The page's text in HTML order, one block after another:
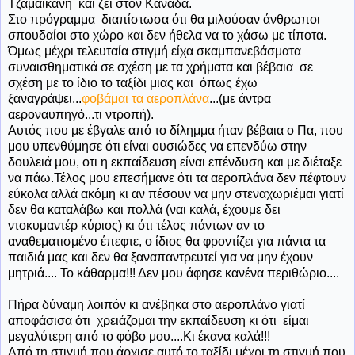
Τζαμαικανή και ζει στον Καναδά.
Στο πρόγραμμα διαπίστωσα ότι θα μιλούσαν άνθρωποι
σπουδαίοι στο χώρο και δεν ήθελα να το χάσω με τίποτα.
Όμως μέχρι τελευταία στιγμή είχα σκαμπανεβάσματα
συναισθηματικά σε σχέση με τα χρήματα και βέβαια σε
σχέση με το ίδιο το ταξίδι μιας και όπως έχω
ξαναγράψει...φοβάμαι τα αεροπλάνα...(με άντρα
αεροναυπηγό...τι ντροπή).
Αυτός που με έβγαλε από το δίλημμα ήταν βέβαια ο Πα, που
μου υπενθύμησε ότι είναι ουσιώδες να επενδύω στην
δουλειά μου, οτι η εκπαίδευση είναι επένδυση και με διέταξε
να πάω.Τέλος μου επεσήμανε ότι τα αεροπλάνα δεν πέφτουν
εύκολα αλλά ακόμη κι αν πέσουν να μην στεναχωριέμαι γιατί
δεν θα καταλάβω και πολλά (ναι καλά, έχουμε δει
ντοκυμαντέρ κύριος) κι ότι τέλος πάντων αν το
αναθεματισμένο έπεφτε, ο ίδιος θα φροντίζει για πάντα τα
παιδιά μας και δεν θα ξαναπαντρευτεί για να μην έχουν
μητριά.... Το κάθαρμα!!! Δεν μου άφησε κανένα περιθώριο....
Πήρα δύναμη λοιπόν κι ανέβηκα στο αεροπλάνο γιατί
αποφάσισα ότι χρειάζομαι την εκπαίδευση κι ότι είμαι
μεγαλύτερη από το φόβο μου....Κι έκανα καλά!!!
Από τη στιγμή που άρχισε αυτό το ταξίδι μέχρι τη στιγμή που